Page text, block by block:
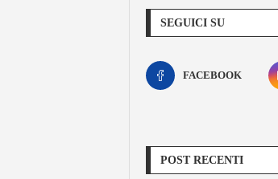
SEGUICI SU
FACEBOOK
POST RECENTI